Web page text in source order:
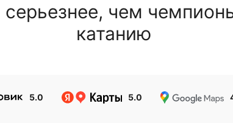
чем
катанию
5.0 5.0